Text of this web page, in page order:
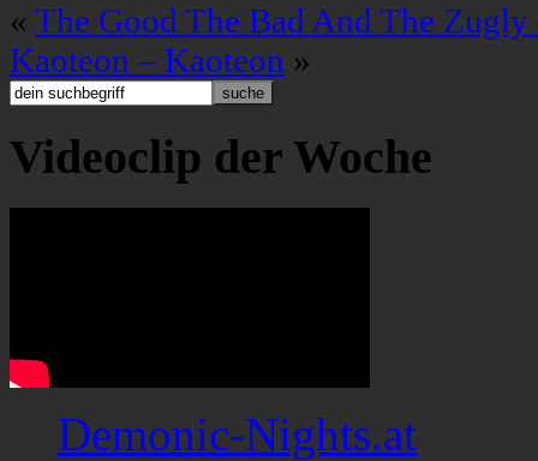
« The Good The Bad And The
Kaoteon – Kaoteon »
Videoclip der Woche
Demonic-Nights.at